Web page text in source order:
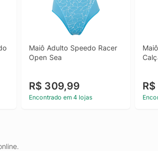
Maiô Adulto Speedo Racer
Open Sea
R$ 309,99
Encontrado em 4 lojas